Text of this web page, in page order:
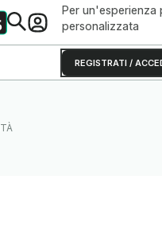
Per un'esperienza
personalizzata
REGISTRATI /